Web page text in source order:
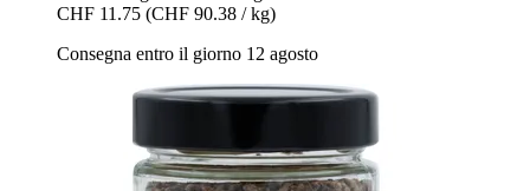
CHF 11.75 (CHF 90.38 / kg)
Consegna entro il giorno 12 agosto